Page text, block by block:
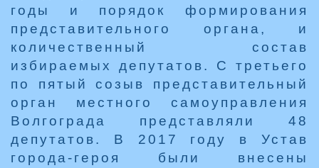
годы и порядок формирования
представительного органа, и
количественный состав
избираемых депутатов. С третьего
по пятый созыв представительный
орган местного самоуправления
Волгограда представляли 48
депутатов. В 2017 году в Устав
города-героя были внесены